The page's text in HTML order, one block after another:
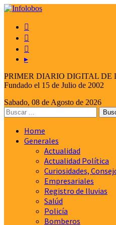



▸
PRIMER DIARIO DIGITAL DE
Fundado el 15 de Julio de 2002
Sabado, 08 de Agosto de 2026
Home
Generales
Actualidad
Actualidad Política
Curiosidades,
Empresariales
Registro de lluvias
Salúd
Policía
Bomberos